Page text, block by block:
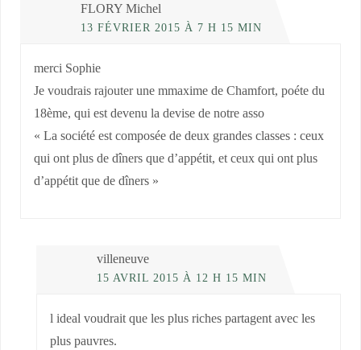
FLORY Michel
13 FÉVRIER 2015 À 7 H 15 MIN
merci Sophie
Je voudrais rajouter une mmaxime de Chamfort, poéte du
18ème, qui est devenu la devise de notre asso
« La société est composée de deux grandes classes : ceux
qui ont plus de dîners que d’appétit, et ceux qui ont plus
d’appétit que de dîners »
villeneuve
15 AVRIL 2015 À 12 H 15 MIN
l ideal voudrait que les plus riches partagent avec les
plus pauvres.